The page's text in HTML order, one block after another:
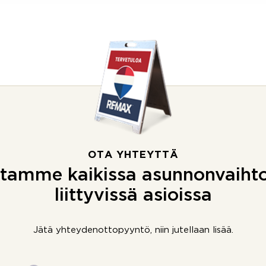
OTA YHTEYTTÄ
kaikissa
liittyvissä asioissa
Jätä yhteydenottopyyntö, niin jutellaan lisää.